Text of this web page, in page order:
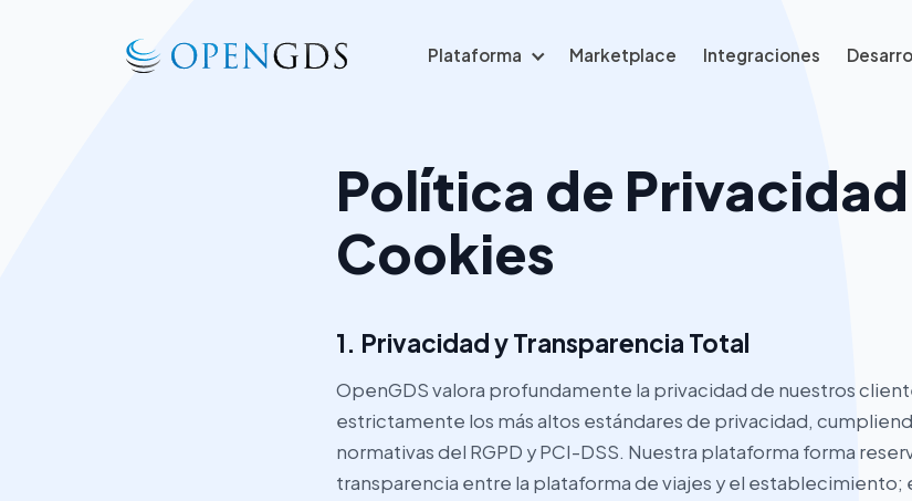
Plataforma Marketplace Integraciones
Política de
Cookies
1. Privacidad y Transparencia Total
OpenGDS valora profundamente la privacidad de nuestros
estrictamente los más altos estándares de privacidad,
normativas del RGPD y PCI-DSS. Nuestra plataforma forma
transparencia entre la plataforma de viajes y el